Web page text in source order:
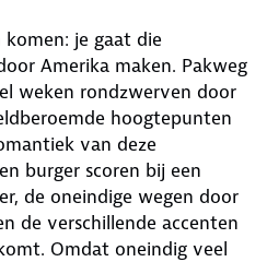
je gaat die
Amerika maken. Pakweg
weken rondzwerven door
hoogtepunten
van deze
burger scoren bij een
de oneindige wegen door
de verschillende accenten
Omdat oneindig veel